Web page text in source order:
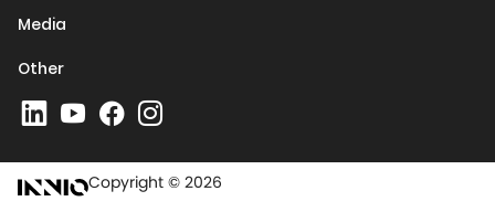
Media
Other
Copyright © 2026